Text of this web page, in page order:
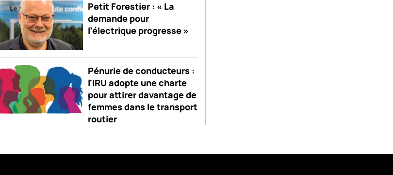
Petit Forestier : « La
demande pour
l’électrique progresse »
Pénurie de conducteurs :
l'IRU adopte une charte
pour attirer davantage de
femmes dans le transport
routier